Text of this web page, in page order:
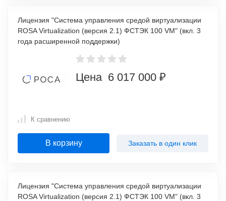
Лицензия "Система управления средой виртуализации
ROSA Virtualization (версия 2.1) ФСТЭК 100 VM" (вкл. 3
года расширенной поддержки)
Цена 6 017 000 ₽
К сравнению
В корзину Заказать в один клик
Лицензия "Система управления средой виртуализации
ROSA Virtualization (версия 2.1) ФСТЭК 100 VM" (вкл. 3